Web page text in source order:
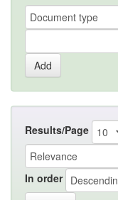
Results/Page
In order